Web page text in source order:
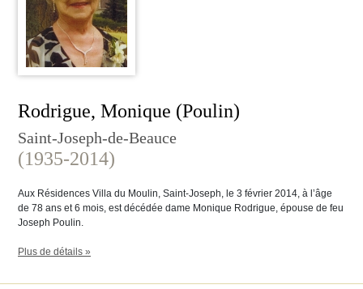
Rodrigue, Monique (Poulin)
Saint-Joseph-de-Beauce
(1935-2014)
Aux Résidences Villa du Moulin, Saint-Joseph, le 3 février 2014, à l’âge
de 78 ans et 6 mois, est décédée dame Monique Rodrigue, épouse de feu
Joseph Poulin.
Plus de détails »